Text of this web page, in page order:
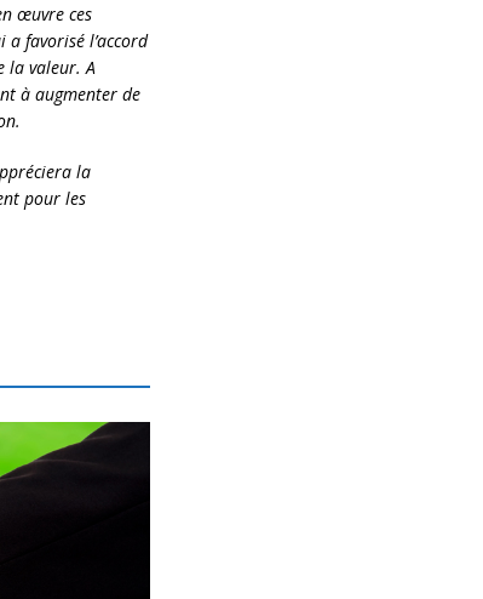
œuvre ces
favorisé l’accord
la valeur. A
à augmenter de
la
pour les